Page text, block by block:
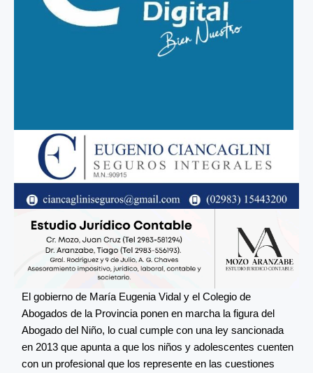
El gobierno de María Eugenia Vidal y el Colegio de
Abogados de la Provincia ponen en marcha la figura del
Abogado del Niño, lo cual cumple con una ley sancionada
en 2013 que apunta a que los niños y adolescentes cuenten
con un profesional que los represente en las cuestiones